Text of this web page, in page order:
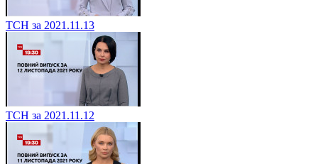
ТСН за 2021.11.13
ТСН за 2021.11.12